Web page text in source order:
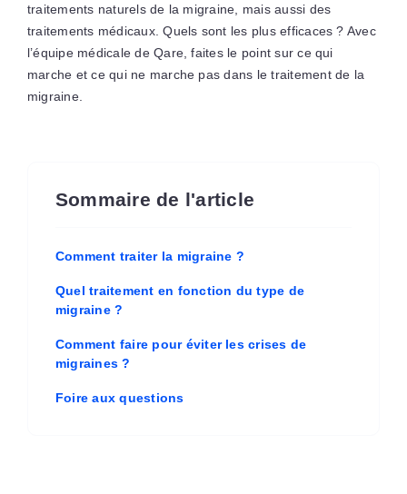
traitements naturels de la migraine, mais aussi des
traitements médicaux. Quels sont les plus efficaces ? Avec
l’équipe médicale de Qare, faites le point sur ce qui
marche et ce qui ne marche pas dans le traitement de la
migraine.
Sommaire de l'article
Comment traiter la migraine ?
Quel traitement en fonction du type de
migraine ?
Comment faire pour éviter les crises de
migraines ?
Foire aux questions